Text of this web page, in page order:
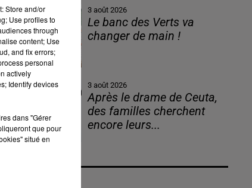
3 août 2026
Le banc des Verts va
changer de main !
3 août 2026
Après le drame de Ceuta,
des familles cherchent
encore leurs...
Store and/or
Use profiles to
through
content; Use
and fix errors;
personal
actively
Identify devices
dans "Gérer
que pour
situé en